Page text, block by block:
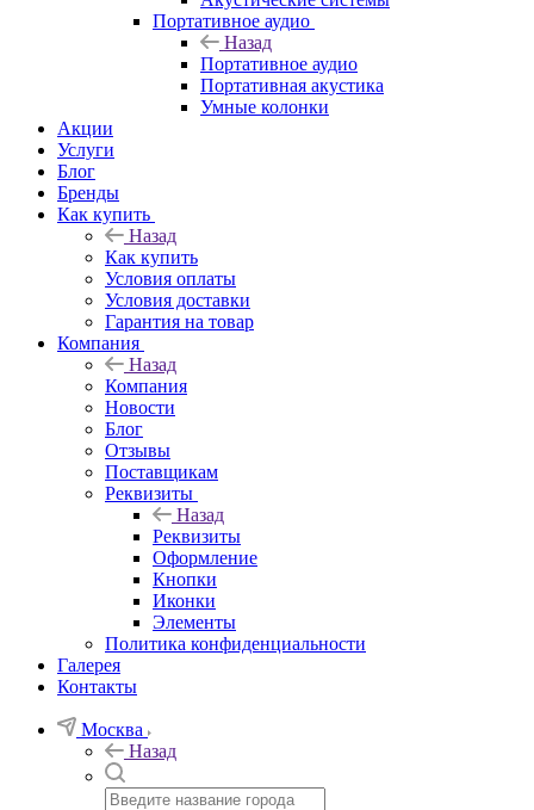
Портативное аудио
Назад
Портативное аудио
Портативная акустика
Умные колонки
Акции
Услуги
Блог
Бренды
Как купить
Назад
Как купить
Условия оплаты
Условия доставки
Гарантия на товар
Компания
Назад
Компания
Новости
Блог
Отзывы
Поставщикам
Реквизиты
Назад
Реквизиты
Оформление
Кнопки
Иконки
Элементы
Политика конфиденциальности
Галерея
Контакты
Москва
Назад